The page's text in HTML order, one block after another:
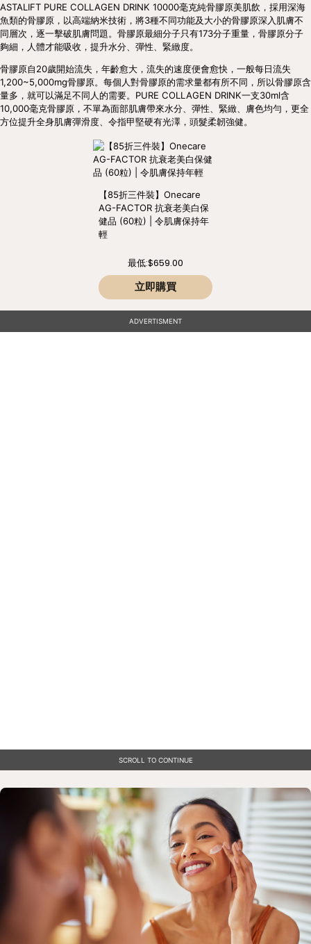
ASTALIFT PURE COLLAGEN DRINK 10000毫克純骨膠原美肌飲，採用深海
魚類的骨膠原，以高端納米技術，將3種不同功能及大小的骨膠原深入肌膚不
同層次，逐一擊破肌膚問題。骨膠原最細分子只有173分子重量，骨膠原分子
夠細，人體才能吸收，提升水分、彈性、緊緻度。
骨膠原自20歲開始流失，年齡愈大，流失的速度便會愈快，一般每日流失
1,200~5,000mg骨膠原。每個人對骨膠原的需求量都有所不同，所以骨膠原含
量多，就可以滿足不同人的需要。PURE COLLAGEN DRINK一支30ml含
10,000毫克骨膠原，不單為面部肌膚帶來水分、彈性、緊緻、膚色均勻，更全
方位提升全身肌膚彈滑度、令指甲堅硬有光澤，頭髮柔韌強健。
【85折三件裝】Onecare
AG-FACTOR 抗衰老美白保
健品 (60粒) | 令肌膚保持年
輕
最低:$659.00
立即購買
ADVERTISMENT
SCROLL TO CONTINUE